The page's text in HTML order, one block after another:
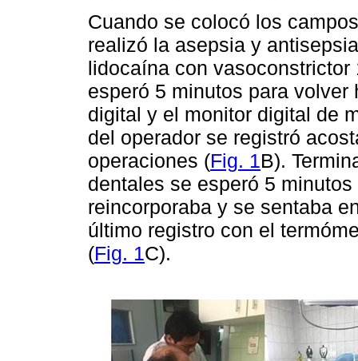
Cuando se colocó los
realizó la asepsia y
lidocaína con
esperó 5 minutos para
digital y el monitor digital de
del operador se registró
operaciones (Fig. 1B).
dentales se esperó 5
reincorporaba y se sentaba
último registro con el
(Fig. 1C).